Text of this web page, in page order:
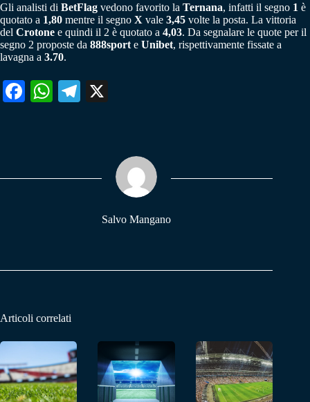
Gli analisti di BetFlag vedono favorito la Ternana, infatti il segno 1 è
quotato a 1,80 mentre il segno X vale 3,45 volte la posta. La vittoria
del Crotone e quindi il 2 è quotato a 4,03. Da segnalare le quote per il
segno 2 proposte da 888sport e Unibet, rispettivamente fissate a
lavagna a 3.70.
Fa W
pp
Te
m
Salvo Mangano
Articoli correlati